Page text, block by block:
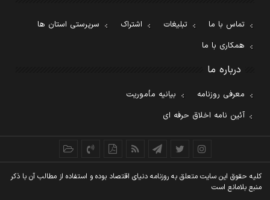
تماس با ما تبلیغات اشتراک
سرپرستی استان ها
همکاری با ما
درباره ما
معرفی روزنامه
بیانیه مأموریت
آئین نامه اخلاق حرفه ای
کليه حقوق اين سايت متعلق به روزنامه دنيای اقتصاد بوده و استفاده از مطالب آن با ذکر
منبع بلامانع است